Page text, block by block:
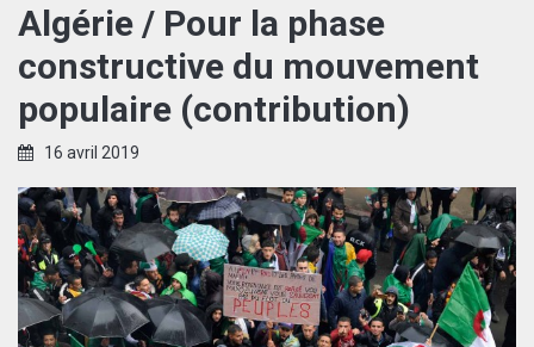
Algérie / Pour la phase
constructive du mouvement
populaire (contribution)
16 avril 2019